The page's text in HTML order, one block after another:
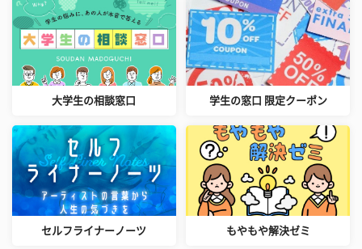
大学生の相談窓口 学生の窓口 限定クーポン
セルフライナーノーツ もやもや解決ゼミ